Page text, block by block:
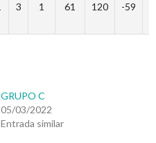
3 1 61 120 -59
GRUPO C
05/03/2022
Entrada similar